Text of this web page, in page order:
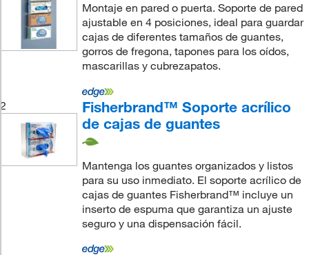
Montaje en pared o puerta. Soporte de pared
ajustable en 4 posiciones, ideal para guardar
cajas de diferentes tamaños de guantes,
gorros de fregona, tapones para los oídos,
mascarillas y cubrezapatos.
2
Fisherbrand™ Soporte acrílico
de cajas de guantes
Mantenga los guantes organizados y listos
para su uso inmediato. El soporte acrílico de
cajas de guantes Fisherbrand™ incluye un
inserto de espuma que garantiza un ajuste
seguro y una dispensación fácil.